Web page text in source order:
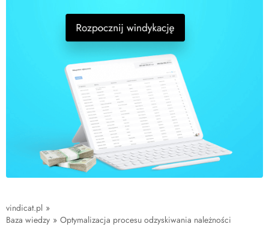
vindicat.pl »
Baza wiedzy » Optymalizacja procesu odzyskiwania należności